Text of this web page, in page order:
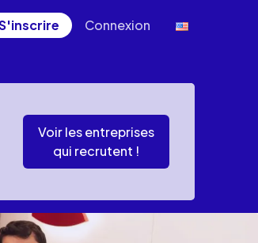
Connexion
Voir les entreprises
qui recrutent !